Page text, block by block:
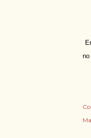
no